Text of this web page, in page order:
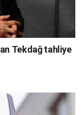
Tekdağ tahliye